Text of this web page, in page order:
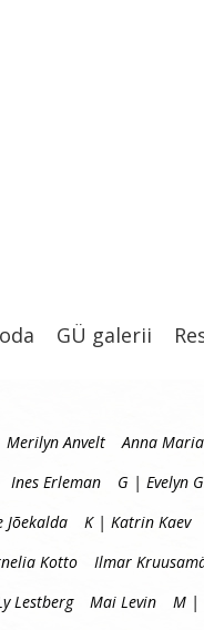
GÜ galerii
Merilyn Anvelt Anna
Ines Erleman G | Evelyn
Jõekalda K | Katrin Kaev
Kotto Ilmar
Lestberg Mai Levin M |